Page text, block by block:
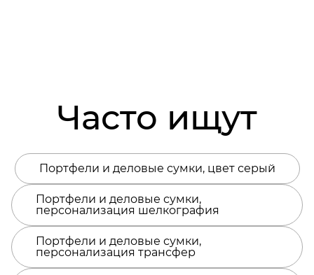
Часто ищут
Портфели и деловые сумки, цвет серый
Портфели и деловые сумки,
персонализация шелкография
Портфели и деловые сумки,
персонализация трансфер